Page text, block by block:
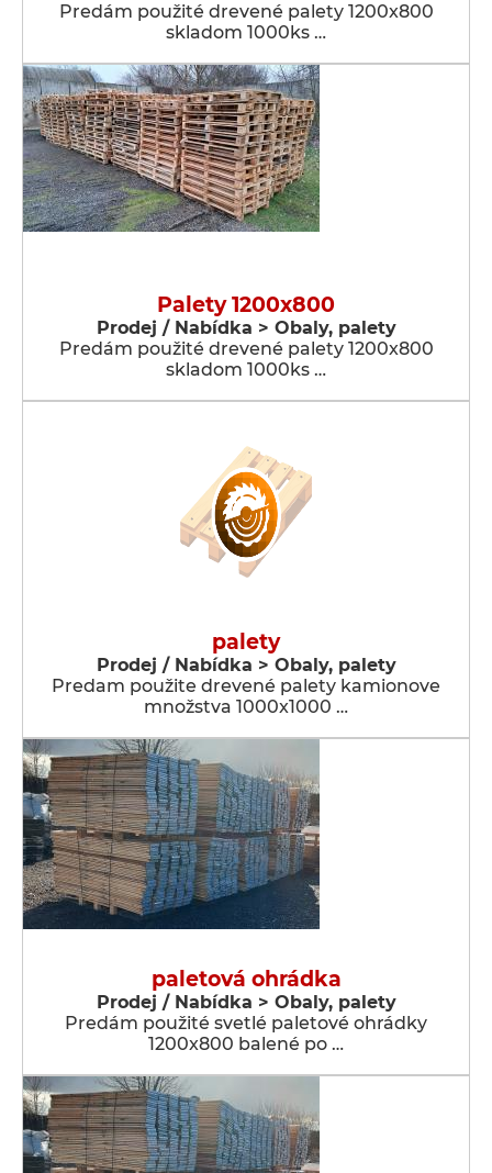
Predám použité drevené palety 1200x800
skladom 1000ks …
Palety 1200x800
Prodej / Nabídka > Obaly, palety
Predám použité drevené palety 1200x800
skladom 1000ks …
palety
Prodej / Nabídka > Obaly, palety
Predam použite drevené palety kamionove
množstva 1000x1000 …
paletová ohrádka
Prodej / Nabídka > Obaly, palety
Predám použité svetlé paletové ohrádky
1200x800 balené po …